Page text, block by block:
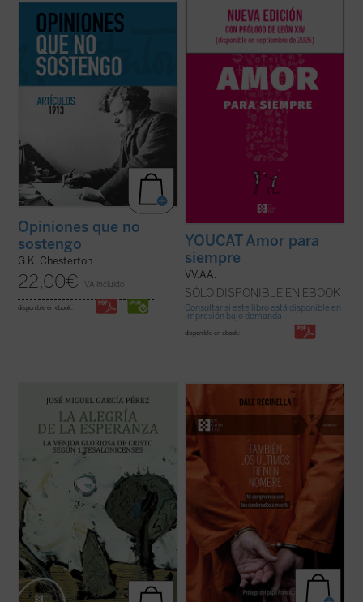
implicación en casos de corrupción del
gobierno británico marcó una diferencia en
(ver ficha)
Opiniones que no
sostengo
G.K. Chesterton
22,00€ IVA incluido
disponible en ebook:
libro acompaña a la pareja antes, durante y
después de la preparación matrimonial,
ayudándola a reflexionar, ...(ver ficha)
YOUCAT Amor para
siempre
VV.AA.
SÓLO DISPONIBLE EN EBOOK
Consultar si este libro está disponible en
impresión bajo demanda
disponible en ebook:
que devuelve a la palabra paulina su
tonalidad originaria, abierta a la plenitud
cristológica, y que constituye una
esperanza cristiana como fuente de alegría
(ver ficha)
Recinella nos invita a ver lo que casi nadie
quiere mirar: el rostro humano detrás de
una sentencia, el clamor que ningún
tribunal alcanza a oír. Mientras el tiempo se
acerca a su final, él permanece junto ...
(ver
ficha)